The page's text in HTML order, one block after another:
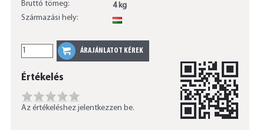
Bruttó tömeg:
4 kg
Származási hely:
Értékelés
Az értékeléshez jelentkezzen be.